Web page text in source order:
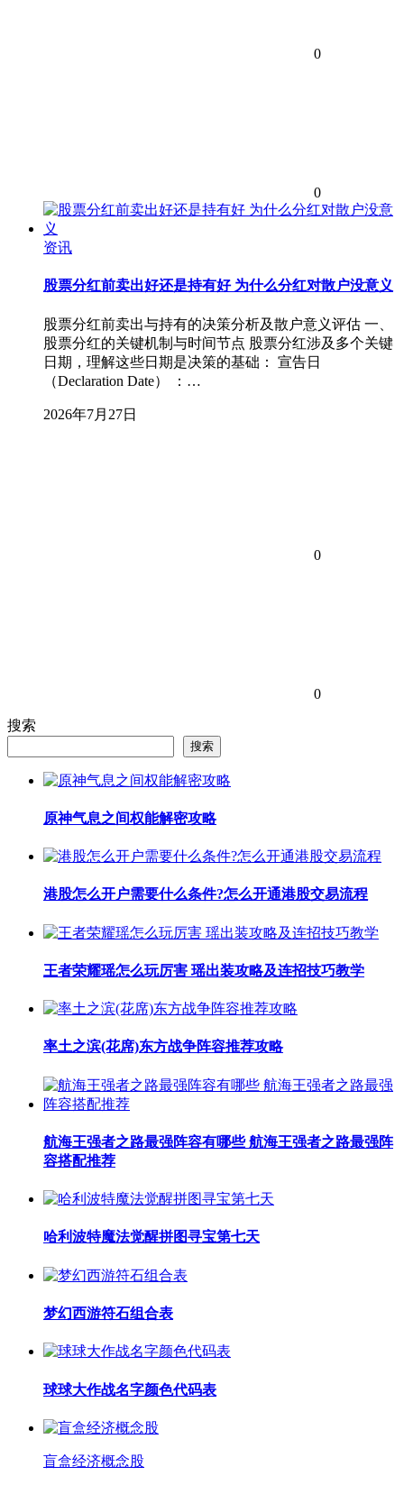
0
0
资讯
股票分红前卖出好还是持有好 为什么分红对散户没意义
股票分红前卖出与持有的决策分析及散户意义评估 一、
股票分红的关键机制与时间节点 股票分红涉及多个关键
日期，理解这些日期是决策的基础： 宣告日
（Declaration Date） ：…
2026年7月27日
0
0
搜索
搜索
原神气息之间权能解密攻略
港股怎么开户需要什么条件?怎么开通港股交易流程
王者荣耀瑶怎么玩厉害 瑶出装攻略及连招技巧教学
率土之滨(花席)东方战争阵容推荐攻略
航海王强者之路最强阵容有哪些 航海王强者之路最强阵
容搭配推荐
哈利波特魔法觉醒拼图寻宝第七天
梦幻西游符石组合表
球球大作战名字颜色代码表
盲盒经济概念股